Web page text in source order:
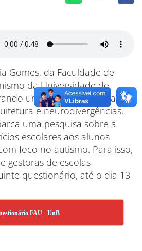
Gomes, da Faculdade de
da Universidade de
um trabalho de iniciação
e neurodivergências.
uma pesquisa sobre a
escolares aos alunos
foco no autismo. Para isso,
gestoras de escolas
questionário, até o dia 13
FAU - UnB